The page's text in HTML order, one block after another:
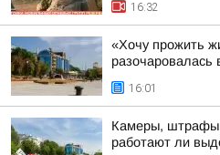
16:32
«Хочу прожить
разочаровалась
16:01
Камеры, штрафы
работают ли